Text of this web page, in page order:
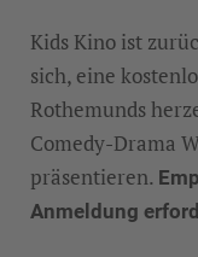
Kids Kino ist
sich, eine
Rothemunds
Comedy-Drama
präsentieren.
Anmeldung